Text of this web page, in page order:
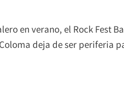
en verano, el Rock Fest
deja de ser periferia